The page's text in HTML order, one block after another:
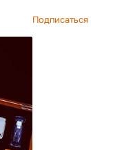
Подписаться